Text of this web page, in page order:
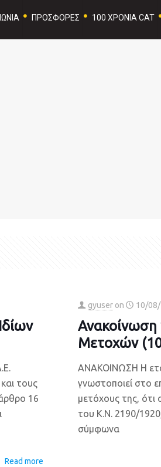
ΠΡΟΣΦΟΡΕΣ 100 ΧΡΟΝΙΑ CAT
τους
16
Read more
gyuser on 10/
Ανακοίνωση
Μετοχών
ΑΝΑΚΟΙΝΩΣΗ Η
γνωστοποιεί στο
μετόχους της,
του Κ.Ν. 2190/
σύμφωνα